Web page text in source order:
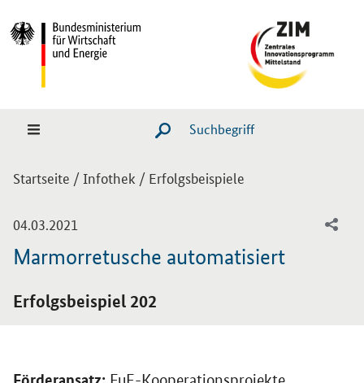
SUCHE STARTEN
Sie sind hier:
Startseite /Infothek / Erfolgsbeispiele
04.03.2021
Marmorretusche automatisiert
Erfolgsbeispiel 202